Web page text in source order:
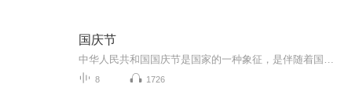
国庆节
8 1726